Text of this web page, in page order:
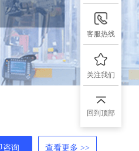
咨询 查看更多 >>
客服热线
关注我们
回到顶部